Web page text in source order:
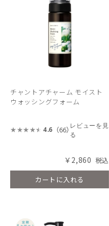
チャントアチャーム モイスト
ウォッシングフォーム
4.6 （66） レビューを見
る
￥2,860
カートに入れる